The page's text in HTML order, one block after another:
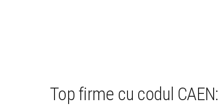
Top firme cu codul